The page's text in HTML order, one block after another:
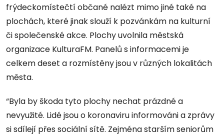
frýdeckomístečtí občané nalézt mimo jiné také na
plochách, které jinak slouží k pozvánkám na kulturní
či společenské akce. Plochy uvolnila městská
organizace KulturaFM. Panelů s informacemi je
celkem deset a rozmístěny jsou v různých lokalitách
města.
“Byla by škoda tyto plochy nechat prázdné a
nevyužité. Lidé jsou o koronaviru informováni a zprávy
si sdílejí přes sociální sítě. Zejména starším seniorům